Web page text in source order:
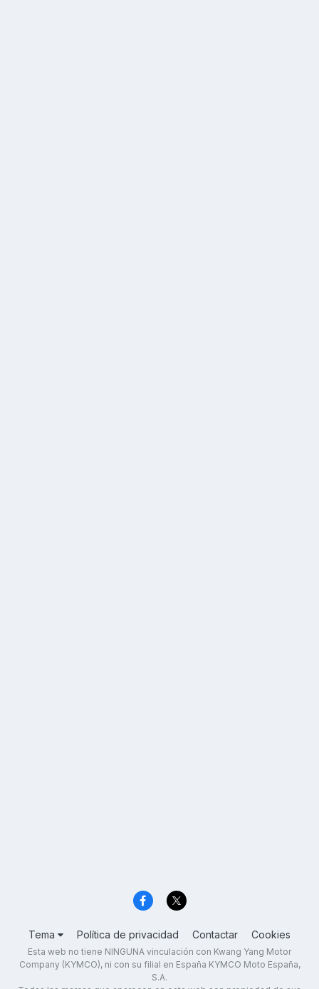
Tema Política de privacidad Contactar Cookies
Esta web no tiene NINGUNA vinculación con Kwang Yang Motor
Company (KYMCO), ni con su filial en España KYMCO Moto España,
S.A.